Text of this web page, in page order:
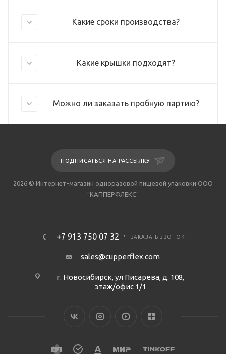
Какие сроки производства?
Какие крышки подходят?
Можно ли заказать пробную партию?
ПОДПИСАТЬСЯ НА РАССЫЛКУ
2026 © Интернет-магазин одноразовой пищевой упаковки ООО
"КАППЕРФЛЕКС"
+7 913 750 07 32 ЗАКАЗАТЬ ЗВОНОК
sales@cupperflex.com
г. Новосибирск, ул Писарева, д. 108,
этаж/офис 1/1